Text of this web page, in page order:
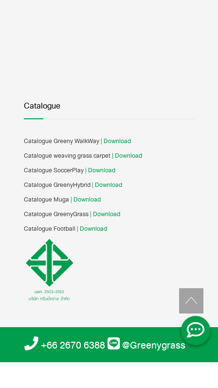
+66 2670 6388 @Greenygrass
Catalogue
Catalogue Greeny WalkWay| Download
Catalogue weaving grass carpet| Download
Catalogue SoccerPlay| Download
Catalogue GreenyHybrid| Download
Catalogue Muga | Download
Catalogue GreenyGrass| Download
Catalogue Football | Download